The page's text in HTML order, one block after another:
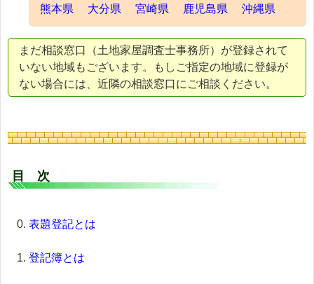
熊本県
大分県 宮崎県 鹿児島県 沖縄県
まだ相談窓口（土地家屋調査士事務所）が登録されて
いない地域もございます。もしご指定の地域に登録が
ない場合には、近隣の相談窓口にご相談ください。
目 次
表題登記とは
登記簿とは